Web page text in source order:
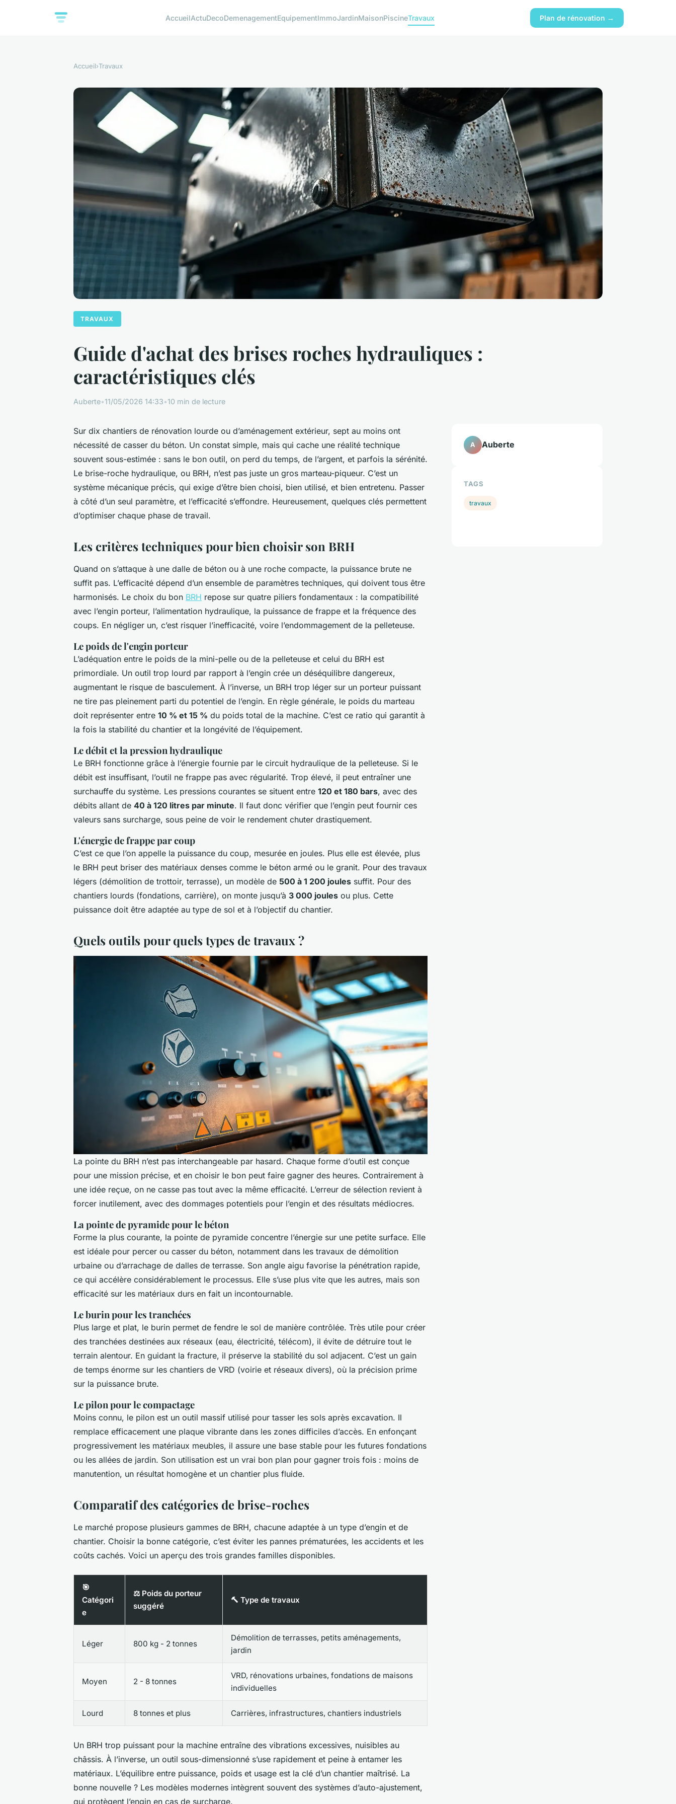
AccueilActuDecoDemenagementEquipementImmoJardinMaisonPiscineTravaux Plan de rénovation →
Accueil›Travaux
TRAVAUX
Guide d'achat des brises roches hydrauliques :
caractéristiques clés
Auberte•11/05/2026 14:33•10 min de lecture
Sur dix chantiers de rénovation lourde ou d’aménagement extérieur, sept au moins ont
nécessité de casser du béton. Un constat simple, mais qui cache une réalité technique
souvent sous-estimée : sans le bon outil, on perd du temps, de l’argent, et parfois la sérénité.
Le brise-roche hydraulique, ou BRH, n’est pas juste un gros marteau-piqueur. C’est un
système mécanique précis, qui exige d’être bien choisi, bien utilisé, et bien entretenu. Passer
à côté d’un seul paramètre, et l’efficacité s’effondre. Heureusement, quelques clés permettent
d’optimiser chaque phase de travail.
Les critères techniques pour bien choisir son BRH
Quand on s’attaque à une dalle de béton ou à une roche compacte, la puissance brute ne
suffit pas. L’efficacité dépend d’un ensemble de paramètres techniques, qui doivent tous être
harmonisés. Le choix du bon BRH repose sur quatre piliers fondamentaux : la compatibilité
avec l’engin porteur, l’alimentation hydraulique, la puissance de frappe et la fréquence des
coups. En négliger un, c’est risquer l’inefficacité, voire l’endommagement de la pelleteuse.
Le poids de l'engin porteur
L’adéquation entre le poids de la mini-pelle ou de la pelleteuse et celui du BRH est
primordiale. Un outil trop lourd par rapport à l’engin crée un déséquilibre dangereux,
augmentant le risque de basculement. À l’inverse, un BRH trop léger sur un porteur puissant
ne tire pas pleinement parti du potentiel de l’engin. En règle générale, le poids du marteau
doit représenter entre 10 % et 15 % du poids total de la machine. C’est ce ratio qui garantit à
la fois la stabilité du chantier et la longévité de l’équipement.
Le débit et la pression hydraulique
Le BRH fonctionne grâce à l’énergie fournie par le circuit hydraulique de la pelleteuse. Si le
débit est insuffisant, l’outil ne frappe pas avec régularité. Trop élevé, il peut entraîner une
surchauffe du système. Les pressions courantes se situent entre 120 et 180 bars, avec des
débits allant de 40 à 120 litres par minute. Il faut donc vérifier que l’engin peut fournir ces
valeurs sans surcharge, sous peine de voir le rendement chuter drastiquement.
L'énergie de frappe par coup
C’est ce que l’on appelle la puissance du coup, mesurée en joules. Plus elle est élevée, plus
le BRH peut briser des matériaux denses comme le béton armé ou le granit. Pour des travaux
légers (démolition de trottoir, terrasse), un modèle de 500 à 1 200 joules suffit. Pour des
chantiers lourds (fondations, carrière), on monte jusqu’à 3 000 joules ou plus. Cette
puissance doit être adaptée au type de sol et à l’objectif du chantier.
Quels outils pour quels types de travaux ?
La pointe du BRH n’est pas interchangeable par hasard. Chaque forme d’outil est conçue
pour une mission précise, et en choisir le bon peut faire gagner des heures. Contrairement à
une idée reçue, on ne casse pas tout avec la même efficacité. L’erreur de sélection revient à
forcer inutilement, avec des dommages potentiels pour l’engin et des résultats médiocres.
La pointe de pyramide pour le béton
Forme la plus courante, la pointe de pyramide concentre l’énergie sur une petite surface. Elle
est idéale pour percer ou casser du béton, notamment dans les travaux de démolition
urbaine ou d’arrachage de dalles de terrasse. Son angle aigu favorise la pénétration rapide,
ce qui accélère considérablement le processus. Elle s’use plus vite que les autres, mais son
efficacité sur les matériaux durs en fait un incontournable.
Le burin pour les tranchées
Plus large et plat, le burin permet de fendre le sol de manière contrôlée. Très utile pour créer
des tranchées destinées aux réseaux (eau, électricité, télécom), il évite de détruire tout le
terrain alentour. En guidant la fracture, il préserve la stabilité du sol adjacent. C’est un gain
de temps énorme sur les chantiers de VRD (voirie et réseaux divers), où la précision prime
sur la puissance brute.
Le pilon pour le compactage
Moins connu, le pilon est un outil massif utilisé pour tasser les sols après excavation. Il
remplace efficacement une plaque vibrante dans les zones difficiles d’accès. En enfonçant
progressivement les matériaux meubles, il assure une base stable pour les futures fondations
ou les allées de jardin. Son utilisation est un vrai bon plan pour gagner trois fois : moins de
manutention, un résultat homogène et un chantier plus fluide.
Comparatif des catégories de brise-roches
Le marché propose plusieurs gammes de BRH, chacune adaptée à un type d’engin et de
chantier. Choisir la bonne catégorie, c’est éviter les pannes prématurées, les accidents et les
coûts cachés. Voici un aperçu des trois grandes familles disponibles.
🎯
Catégori
e
⚖️ Poids du porteur
suggéré
🔨 Type de travaux
Léger 800 kg - 2 tonnes
Démolition de terrasses, petits aménagements,
jardin
Moyen 2 - 8 tonnes
VRD, rénovations urbaines, fondations de maisons
individuelles
Lourd 8 tonnes et plus Carrières, infrastructures, chantiers industriels
Un BRH trop puissant pour la machine entraîne des vibrations excessives, nuisibles au
châssis. À l’inverse, un outil sous-dimensionné s’use rapidement et peine à entamer les
matériaux. L’équilibre entre puissance, poids et usage est la clé d’un chantier maîtrisé. La
bonne nouvelle ? Les modèles modernes intègrent souvent des systèmes d’auto-ajustement,
qui protègent l’engin en cas de surcharge.
A Auberte
TAGS
travaux